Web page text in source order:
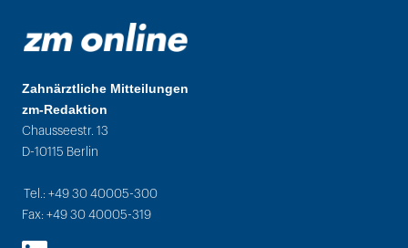
Zahnärztliche Mitteilungen
zm-Redaktion
Chausseestr. 13
D-10115 Berlin
Tel.: +49 30 40005-300
Fax: +49 30 40005-319